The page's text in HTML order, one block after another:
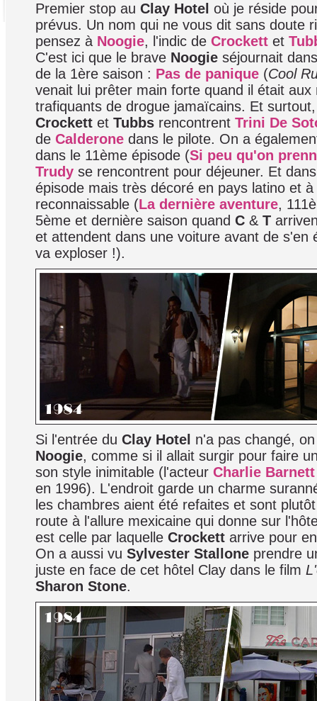
Premier stop au Clay Hotel où je réside
prévus. Un nom qui ne vous dit sans doute
pensez à Noogie, l'indic de Crockett et
C'est ici que le brave Noogie séjournait
de la 1ère saison : Pas de panique (Cool
venait lui prêter main forte quand il était aux
trafiquants de drogue jamaïcains. Et
Crockett et Tubbs rencontrent Trini De
de Calderone dans le pilote. On a
dans le 11ème épisode (Si peu qu'on
Trudy se rencontrent pour déjeuner. Et
épisode mais très décoré en pays latino et à
reconnaissable (La dernière aventure,
5ème et dernière saison quand C & T
et attendent dans une voiture avant de s'en
va exploser !).
Si l'entrée du Clay Hotel n'a pas changé,
Noogie, comme si il allait surgir pour faire
son style inimitable (l'acteur Charlie Barnett
en 1996). L'endroit garde un charme
les chambres aient été refaites et sont
route à l'allure mexicaine qui donne sur
est celle par laquelle Crockett arrive pour
On a aussi vu Sylvester Stallone prendre
juste en face de cet hôtel Clay dans le film
Sharon Stone.